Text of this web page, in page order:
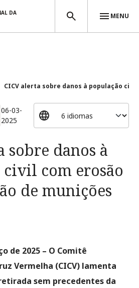
DA
MENU
CICV alerta sobre danos à população
06-03-
2025
sobre danos à
com erosão
de munições
de 2025 – O Comitê
Vermelha (CICV) lamenta
sem precedentes da